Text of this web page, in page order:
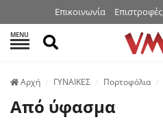
Επικοινωνία Επιστροφές
MENU Αναζήτηση
Аρχή ΓΥΝΑΙΚΕΣ Πορτοφόλια
Από ύφασμα